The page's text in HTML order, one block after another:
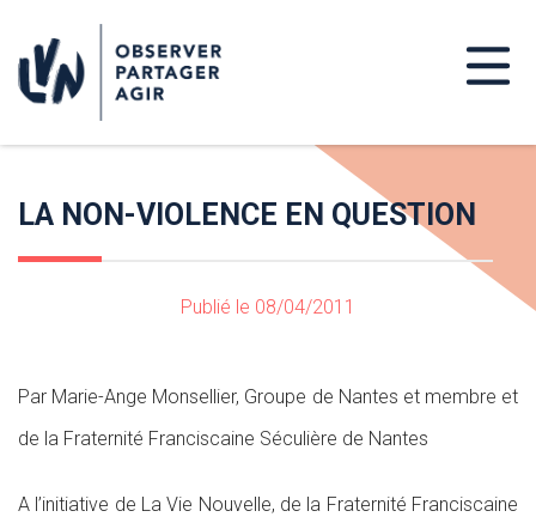
LA NON-VIOLENCE EN QUESTION
Publié le 08/04/2011
Par Marie-Ange Monsellier, Groupe de Nantes et membre et
de la Fraternité Franciscaine Séculière de Nantes
A l’initiative de La Vie Nouvelle, de la Fraternité Franciscaine